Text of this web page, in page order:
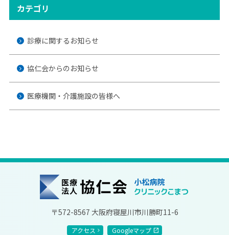
カテゴリ
診療に関するお知らせ
協仁会からのお知らせ
医療機関・介護施設の皆様へ
〒572-8567 大阪府寝屋川市川勝町11-6
アクセス Googleマップ